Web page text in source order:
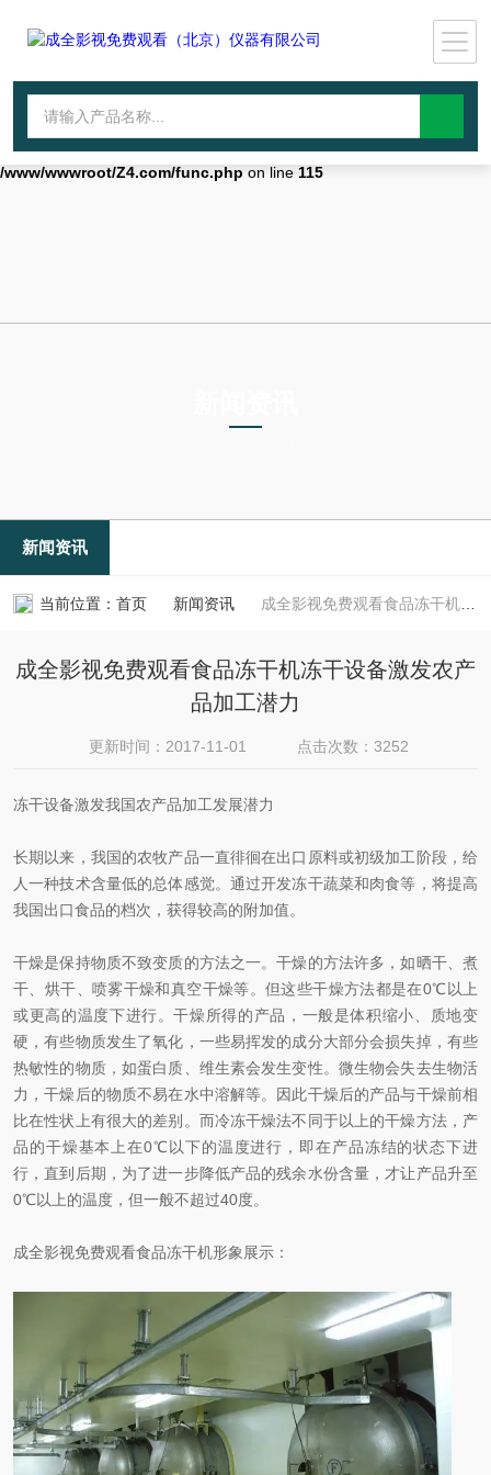
Warning: mkdir(): No space left on device in
file_put_contents(./cachefile_yuan/wwyjgs.com/cache/d4/bfe9b/
failed to open stream: No such file or directory in
/www/wwwroot/Z4.com/func.php on line 115
新闻资讯
当前位置： 首页 新闻资讯 成全影视免费观看食品冻干机冻干设备激发农产品加工潜力
成全影视免费观看食品冻干机冻干设备激发农产
品加工潜力
更新时间：2017-11-01 点击次数：3252
冻干设备激发我国农产品加工发展潜力
长期以来，我国的农牧产品一直徘徊在出口原料或初级加工阶段，给
人一种技术含量低的总体感觉。通过开发冻干蔬菜和肉食等，将提高
我国出口食品的档次，获得较高的附加值。
干燥是保持物质不致变质的方法之一。干燥的方法许多，如晒干、煮
干、烘干、喷雾干燥和真空干燥等。但这些干燥方法都是在0℃以上
或更高的温度下进行。干燥所得的产品，一般是体积缩小、质地变
硬，有些物质发生了氧化，一些易挥发的成分大部分会损失掉，有些
热敏性的物质，如蛋白质、维生素会发生变性。微生物会失去生物活
力，干燥后的物质不易在水中溶解等。因此干燥后的产品与干燥前相
比在性状上有很大的差别。而冷冻干燥法不同于以上的干燥方法，产
品的干燥基本上在0℃以下的温度进行，即在产品冻结的状态下进
行，直到后期，为了进一步降低产品的残余水份含量，才让产品升至
0℃以上的温度，但一般不超过40度。
成全影视免费观看食品冻干机形象展示：